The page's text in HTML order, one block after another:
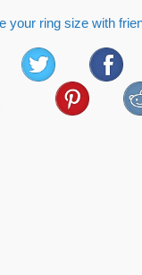
your ring size with